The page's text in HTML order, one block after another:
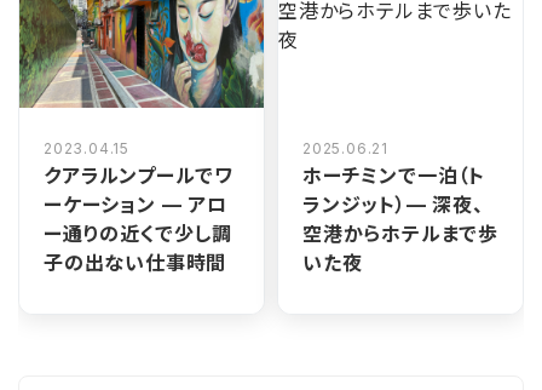
2023.04.15
クアラルンプールでワ
ーケーション — アロ
ー通りの近くで少し調
子の出ない仕事時間
2025.06.21
ホーチミンで一泊（ト
ランジット）— 深夜、
空港からホテルまで歩
いた夜